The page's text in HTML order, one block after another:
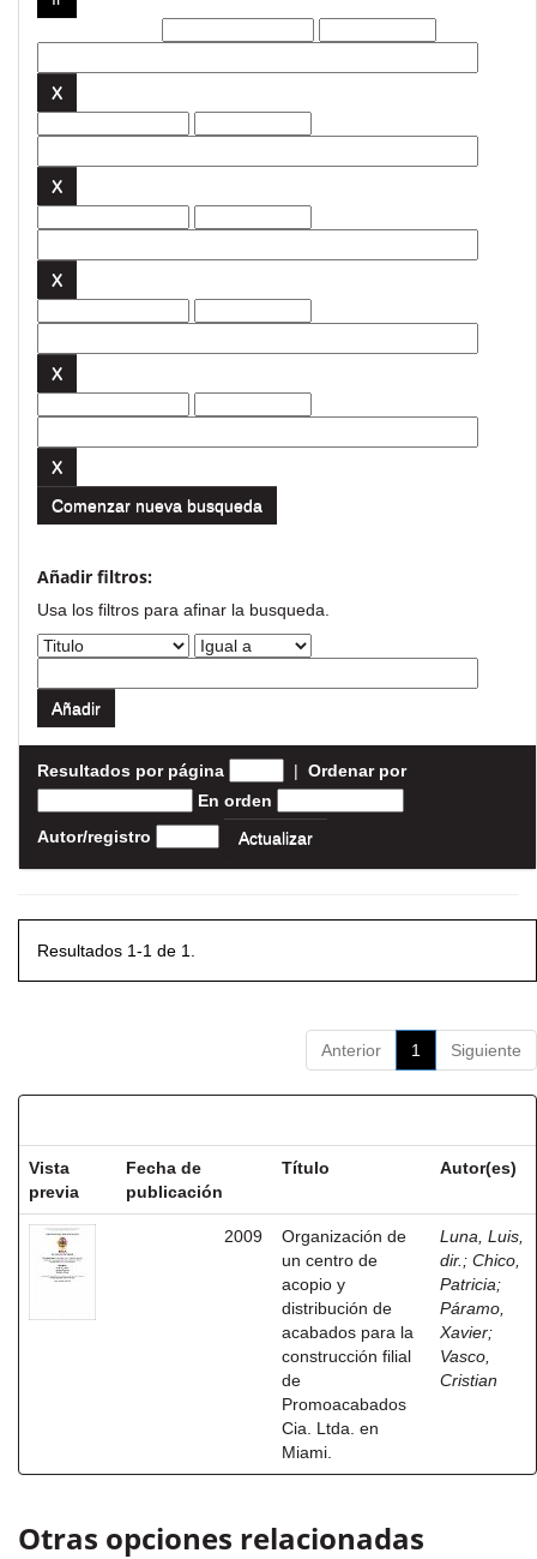
Comenzar nueva busqueda
Añadir filtros:
Usa los filtros para afinar la busqueda.
Resultados por página | Ordenar por
En orden
Autor/registro
Resultados 1-1 de 1.
Anterior 1 Siguiente
Vista
previa
Fecha de
publicación
Título Autor(es)
2009
Organización de
un centro de
acopio y
distribución de
acabados para la
construcción filial
de
Promoacabados
Cia. Ltda. en
Miami.
Luna, Luis,
dir. ; Chico,
Patricia;
Páramo,
Xavier;
Vasco,
Cristian
Otras opciones relacionadas